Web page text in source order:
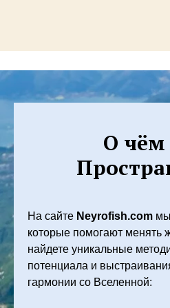
О чём
На сайте Neyrofish.com
которые помогают менять
найдете уникальные
потенциала и
гармонии со Вселенной: